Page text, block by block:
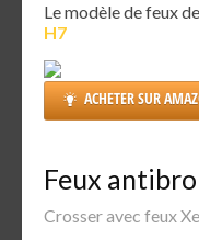
Le modèle de feux
H7
ACHETER SUR
Feux
Crosser avec feux